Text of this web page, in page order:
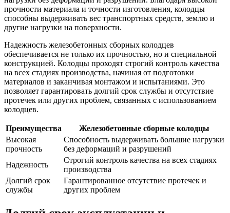
прочности материала и точности изготовления, колодцы
способны выдерживать вес транспортных средств, землю и
другие нагрузки на поверхности.
Надежность железобетонных сборных колодцев
обеспечивается не только их прочностью, но и специальной
конструкцией. Колодцы проходят строгий контроль качества
на всех стадиях производства, начиная от подготовки
материалов и заканчивая монтажом и испытаниями. Это
позволяет гарантировать долгий срок службы и отсутствие
протечек или других проблем, связанных с использованием
колодцев.
Преимущества
Железобетонные сборные колодцы
Высокая
прочность
Способность выдерживать большие нагрузки
без деформаций и разрушений
Надежность
Строгий контроль качества на всех стадиях
производства
Долгий срок
службы
Гарантированное отсутствие протечек и
других проблем